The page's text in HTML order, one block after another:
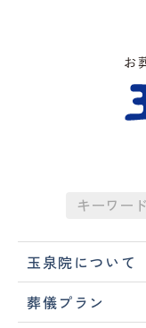
玉泉院について
葬儀プラン